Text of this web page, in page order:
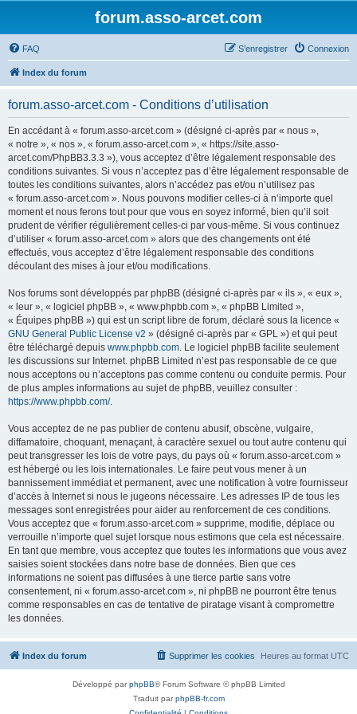
forum.asso-arcet.com
FAQ Connexion
S’enregistrer
Index du forum
forum.asso-arcet.com - Conditions d’utilisation
En accédant à « forum.asso-arcet.com » (désigné ci-après par « nous »,
« notre », « nos », « forum.asso-arcet.com », « https://site.asso-
arcet.com/PhpBB3.3.3 »), vous acceptez d’être légalement responsable des
conditions suivantes. Si vous n’acceptez pas d’être légalement responsable de
toutes les conditions suivantes, alors n’accédez pas et/ou n’utilisez pas
« forum.asso-arcet.com ». Nous pouvons modifier celles-ci à n’importe quel
moment et nous ferons tout pour que vous en soyez informé, bien qu’il soit
prudent de vérifier régulièrement celles-ci par vous-même. Si vous continuez
d’utiliser « forum.asso-arcet.com » alors que des changements ont été
effectués, vous acceptez d’être légalement responsable des conditions
découlant des mises à jour et/ou modifications.
Nos forums sont développés par phpBB (désigné ci-après par « ils », « eux »,
« leur », « logiciel phpBB », « www.phpbb.com », « phpBB Limited »,
« Équipes phpBB ») qui est un script libre de forum, déclaré sous la licence «
GNU General Public License v2 » (désigné ci-après par « GPL ») et qui peut
être téléchargé depuis www.phpbb.com. Le logiciel phpBB facilite seulement
les discussions sur Internet. phpBB Limited n’est pas responsable de ce que
nous acceptons ou n’acceptons pas comme contenu ou conduite permis. Pour
de plus amples informations au sujet de phpBB, veuillez consulter :
https://www.phpbb.com/.
Vous acceptez de ne pas publier de contenu abusif, obscène, vulgaire,
diffamatoire, choquant, menaçant, à caractère sexuel ou tout autre contenu qui
peut transgresser les lois de votre pays, du pays où « forum.asso-arcet.com »
est hébergé ou les lois internationales. Le faire peut vous mener à un
bannissement immédiat et permanent, avec une notification à votre fournisseur
d’accès à Internet si nous le jugeons nécessaire. Les adresses IP de tous les
messages sont enregistrées pour aider au renforcement de ces conditions.
Vous acceptez que « forum.asso-arcet.com » supprime, modifie, déplace ou
verrouille n’importe quel sujet lorsque nous estimons que cela est nécessaire.
En tant que membre, vous acceptez que toutes les informations que vous avez
saisies soient stockées dans notre base de données. Bien que ces
informations ne soient pas diffusées à une tierce partie sans votre
consentement, ni « forum.asso-arcet.com », ni phpBB ne pourront être tenus
comme responsables en cas de tentative de piratage visant à compromettre
les données.
Index du forum Heures au format UTC
Supprimer les cookies
Développé parphpBB® Forum Software © phpBB Limited
Traduit parphpBB-fr.com